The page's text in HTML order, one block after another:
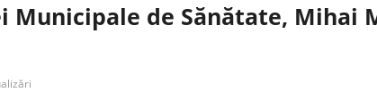
Municipale de Sănătate, Mihai